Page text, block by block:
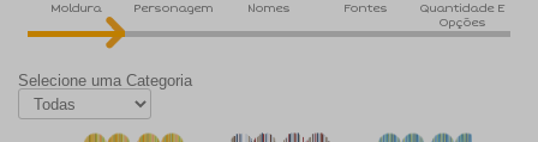
Moldura Personagem Nomes Fontes
Quantidade E
Opções
Selecione uma Categoria